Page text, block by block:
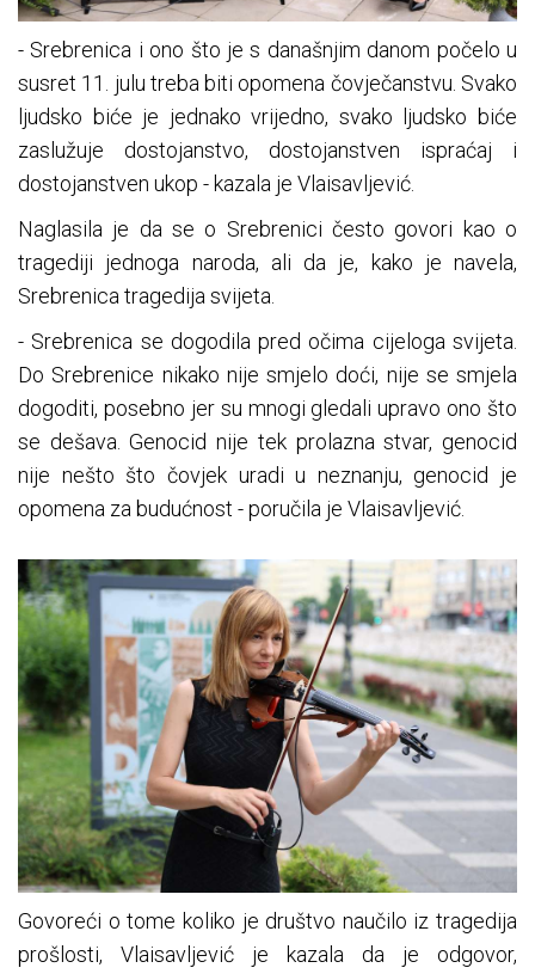
- Srebrenica i ono što je s današnjim danom počelo u
susret 11. julu treba biti opomena čovječanstvu. Svako
ljudsko biće je jednako vrijedno, svako ljudsko biće
zaslužuje dostojanstvo, dostojanstven ispraćaj i
dostojanstven ukop - kazala je Vlaisavljević.
Naglasila je da se o Srebrenici često govori kao o
tragediji jednoga naroda, ali da je, kako je navela,
Srebrenica tragedija svijeta.
- Srebrenica se dogodila pred očima cijeloga svijeta.
Do Srebrenice nikako nije smjelo doći, nije se smjela
dogoditi, posebno jer su mnogi gledali upravo ono što
se dešava. Genocid nije tek prolazna stvar, genocid
nije nešto što čovjek uradi u neznanju, genocid je
opomena za budućnost - poručila je Vlaisavljević.
Govoreći o tome koliko je društvo naučilo iz tragedija
prošlosti, Vlaisavljević je kazala da je odgovor,